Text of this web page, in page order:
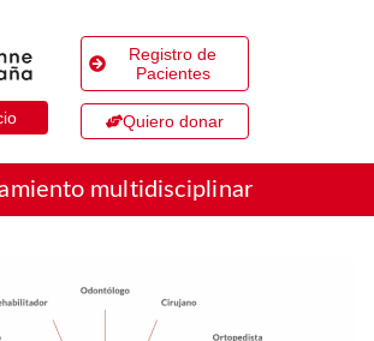
Registro de
Pacientes
Quiero donar
multidisciplinar